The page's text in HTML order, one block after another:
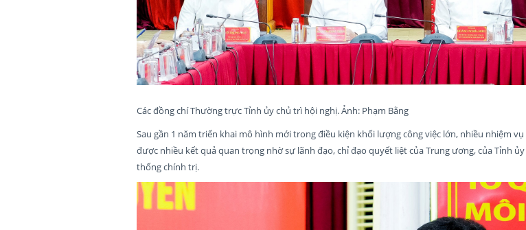
Các đồng chí Thường trực Tỉnh ủy chủ trì hội nghị. Ảnh: Phạm Bằng
Sau gần 1 năm triển khai mô hình mới trong điều kiện khối lượng công việc lớn, nhiều nhiệm
được nhiều kết quả quan trọng nhờ sự lãnh đạo, chỉ đạo quyết liệt của Trung ương, của Tỉnh
thống chính trị.